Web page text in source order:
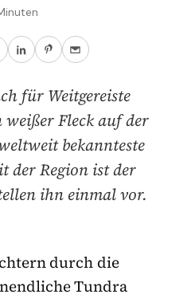
für Weitgereiste
Fleck auf der
bekannteste
der Region ist der
ihn einmal vor.
durch die
Tundra